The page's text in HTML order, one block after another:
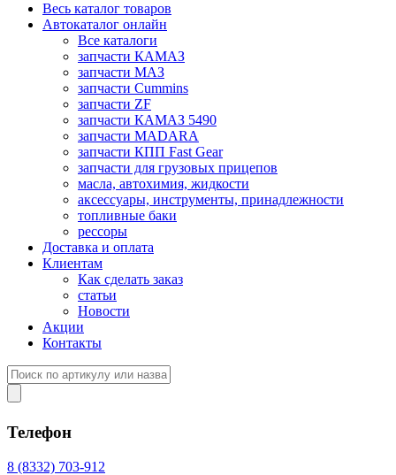
Весь каталог товаров
Автокаталог онлайн
Все каталоги
запчасти КАМАЗ
запчасти МАЗ
запчасти Cummins
запчасти ZF
запчасти КАМАЗ 5490
запчасти MADARA
запчасти КПП Fast Gear
запчасти для грузовых прицепов
масла, автохимия, жидкости
аксессуары, инструменты, принадлежности
топливные баки
рессоры
Доставка и оплата
Клиентам
Как сделать заказ
статьи
Новости
Акции
Контакты
Телефон
8 (8332) 703-912